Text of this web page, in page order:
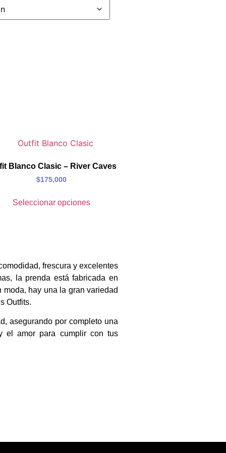
Blanco Clasic – River Caves
$175,000
Seleccionar opciones
frescura y excelentes
la prenda está fabricada en
hay una la gran variedad
Outfits.
asegurando por completo una
el amor para cumplir con tus